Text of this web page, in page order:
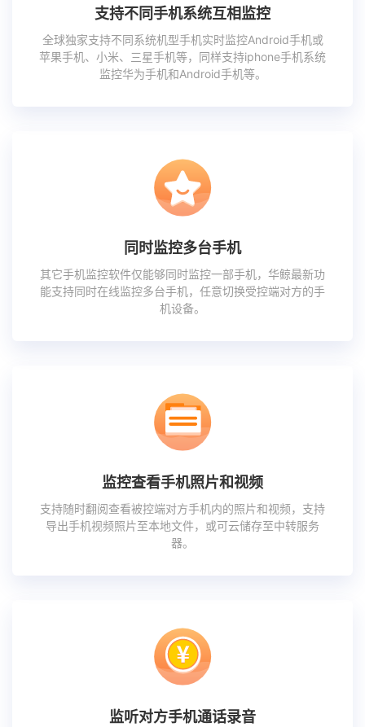
支持不同手机系统互相监控
全球独家支持不同系统机型手机实时监控Android手机或
苹果手机、小米、三星手机等，同样支持iphone手机系统
监控华为手机和Android手机等。
同时监控多台手机
其它手机监控软件仅能够同时监控一部手机，华鲸最新功
能支持同时在线监控多台手机，任意切换受控端对方的手
机设备。
监控查看手机照片和视频
支持随时翻阅查看被控端对方手机内的照片和视频，支持
导出手机视频照片至本地文件，或可云储存至中转服务
器。
监听对方手机通话录音